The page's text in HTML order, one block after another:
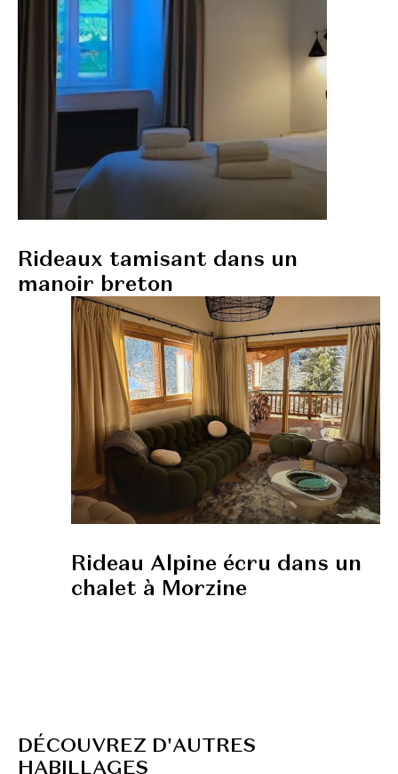
Rideaux tamisant dans un
manoir breton
Rideau Alpine écru dans un
chalet à Morzine
DÉCOUVREZ D'AUTRES
HABILLAGES